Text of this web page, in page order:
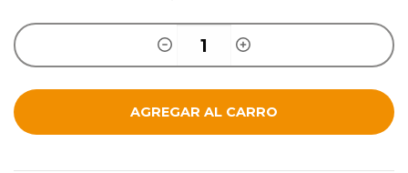
AGREGAR AL CARRO